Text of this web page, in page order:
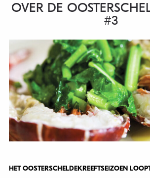
OVER DE
#3
HET OOSTERSCHELDEKREEFTSEIZOEN